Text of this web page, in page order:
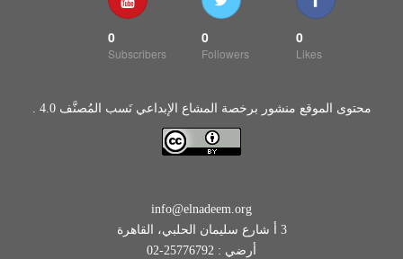
0
Likes
0
Followers
0
Subscribers
محتوى الموقع منشور برخصة المشاع الإبداعي نَسب المُصنَّف 4.0 .
info@elnadeem.org
3 أ شارع سليمان الحلبي، القاهرة
أرضي : 25776792-02